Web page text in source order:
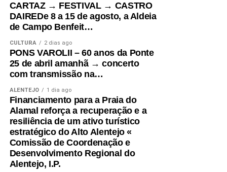
CARTAZ → FESTIVAL → CASTRO
DAIREDe 8 a 15 de agosto, a Aldeia
de Campo Benfeit…
CULTURA 2 dias ago
PONS VAROLII – 60 anos da Ponte
25 de abril amanhã → concerto
com transmissão na…
ALENTEJO 1 dia ago
Financiamento para a Praia do
Alamal reforça a recuperação e a
resiliência de um ativo turístico
estratégico do Alto Alentejo «
Comissão de Coordenação e
Desenvolvimento Regional do
Alentejo, I.P.